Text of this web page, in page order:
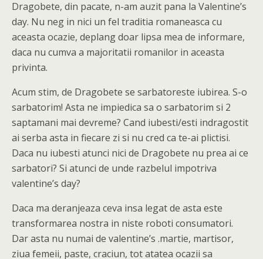
Dragobete, din pacate, n-am auzit pana la Valentine’s
day. Nu neg in nici un fel traditia romaneasca cu
aceasta ocazie, deplang doar lipsa mea de informare,
daca nu cumva a majoritatii romanilor in aceasta
privinta.
Acum stim, de Dragobete se sarbatoreste iubirea. S-o
sarbatorim! Asta ne impiedica sa o sarbatorim si 2
saptamani mai devreme? Cand iubesti/esti indragostit
ai serba asta in fiecare zi si nu cred ca te-ai plictisi.
Daca nu iubesti atunci nici de Dragobete nu prea ai ce
sarbatori? Si atunci de unde razbelul impotriva
valentine’s day?
Daca ma deranjeaza ceva insa legat de asta este
transformarea nostra in niste roboti consumatori.
Dar asta nu numai de valentine’s .martie, martisor,
ziua femeii, paste, craciun, tot atatea ocazii sa